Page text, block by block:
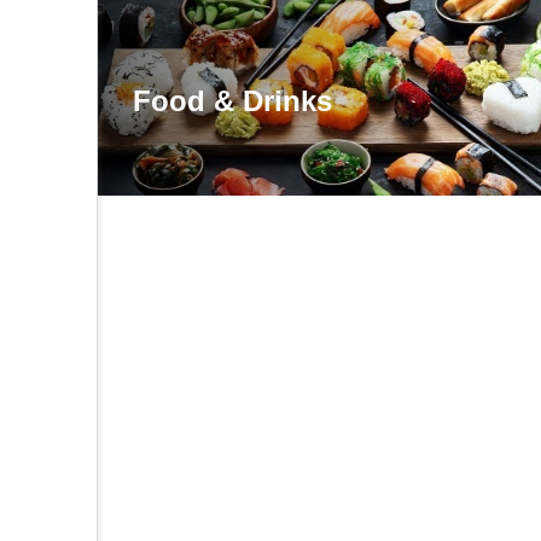
Food & Drinks